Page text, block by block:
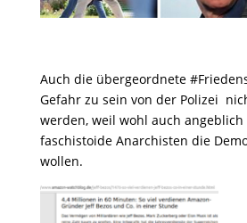
Auch die übergeordnete
Gefahr zu sein von der Polizei
werden, weil wohl auch
faschistoide Anarchisten die
wollen.